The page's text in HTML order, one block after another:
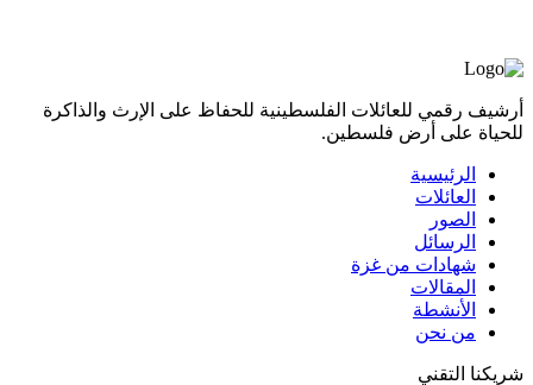
أرشيف رقمي للعائلات الفلسطينية للحفاظ على الإرث والذاكرة
للحياة على أرض فلسطين.
الرئيسية
العائلات
الصور
الرسائل
شهادات من غزة
المقالات
الأنشطة
من نحن
شريكنا التقني